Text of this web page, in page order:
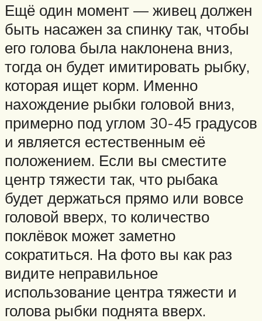
Ещё один момент — живец должен
быть насажен за спинку так, чтобы
его голова была наклонена вниз,
тогда он будет имитировать рыбку,
которая ищет корм. Именно
нахождение рыбки головой вниз,
примерно под углом 30-45 градусов
и является естественным её
положением. Если вы сместите
центр тяжести так, что рыбака
будет держаться прямо или вовсе
головой вверх, то количество
поклёвок может заметно
сократиться. На фото вы как раз
видите неправильное
использование центра тяжести и
голова рыбки поднята вверх.